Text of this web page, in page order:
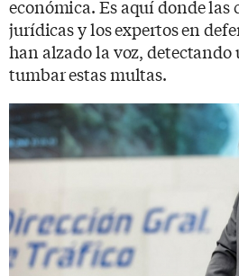
económica. Es aquí donde las
jurídicas y los expertos en
han alzado la voz, detectando
tumbar estas multas.